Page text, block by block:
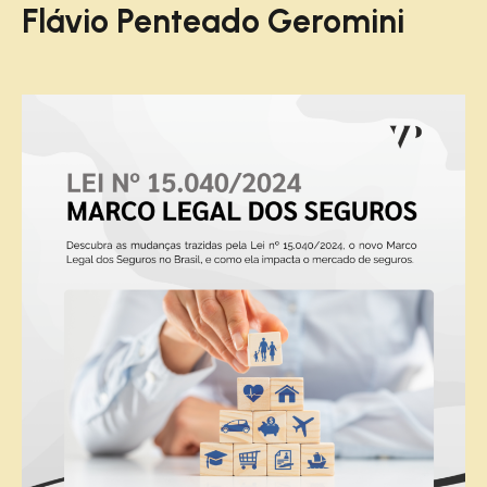
Flávio Penteado Geromini